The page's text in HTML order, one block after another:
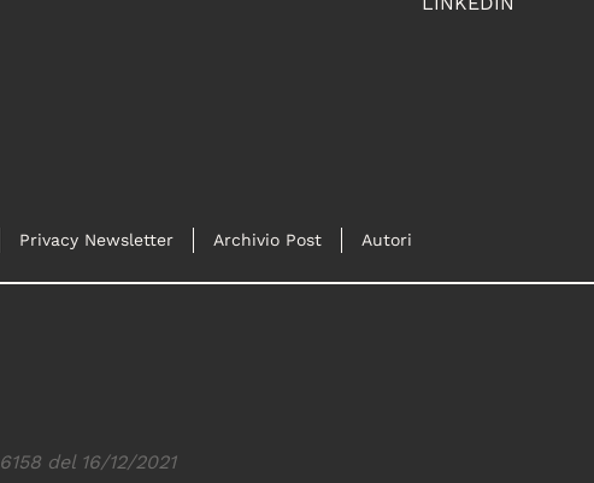
Privacy Newsletter Archivio Post Autori
del 16/12/2021